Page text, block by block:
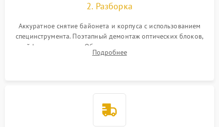
2. Разборка
Аккуратное снятие байонета и корпуса с использованием
специнструмента. Поэтапный демонтаж оптических блоков,
шлейфов и приводов. Обязательная маркировка положения
линзовых групп для сохранения заводской центровки при
Подробнее